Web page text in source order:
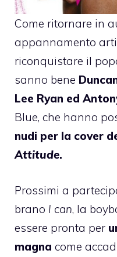
Come ritornare in
appannamento
riconquistare il
sanno bene
Lee Ryan ed
Blue, che hanno
nudi per la cover
Attitude.
Prossimi a
brano I can, la
essere pronta per
magna come